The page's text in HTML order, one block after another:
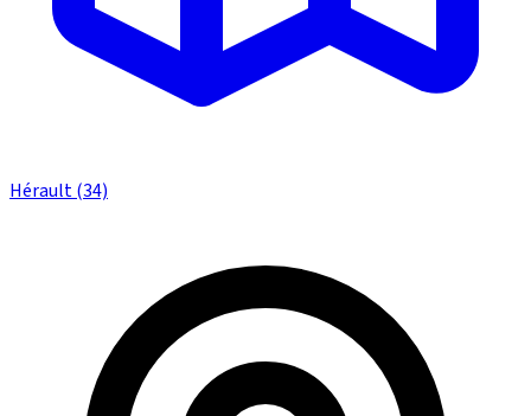
Hérault (34)